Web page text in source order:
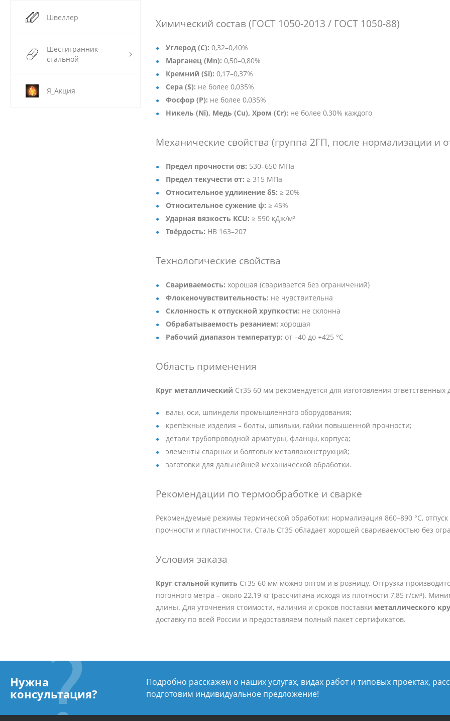
Швеллер
Шестигранник
стальной
Я_Акция
Химический состав (ГОСТ 1050-2013 / ГОСТ 1050-88)
Углерод (C): 0,32–0,40%
Марганец (Mn): 0,50–0,80%
Кремний (Si): 0,17–0,37%
Сера (S): не более 0,035%
Фосфор (P): не более 0,035%
Никель (Ni), Медь (Cu), Хром (Cr): не более 0,30% каждого
Механические свойства (группа 2ГП, после нормализации и
Предел прочности σв: 530–650 МПа
Предел текучести σт: ≥ 315 МПа
Относительное удлинение δ5: ≥ 20%
Относительное сужение ψ: ≥ 45%
Ударная вязкость KCU: ≥ 590 кДж/м²
Твёрдость: HB 163–207
Технологические свойства
Свариваемость: хорошая (сваривается без ограничений)
Флокеночувствительность: не чувствительна
Склонность к отпускной хрупкости: не склонна
Обрабатываемость резанием: хорошая
Рабочий диапазон температур: от –40 до +425 °C
Область применения
Круг металлический Ст35 60 мм рекомендуется для изготовления ответственных
валы, оси, шпиндели промышленного оборудования;
крепёжные изделия – болты, шпильки, гайки повышенной прочности;
детали трубопроводной арматуры, фланцы, корпуса;
элементы сварных и болтовых металлоконструкций;
заготовки для дальнейшей механической обработки.
Рекомендации по термообработке и сварке
Рекомендуемые режимы термической обработки: нормализация 860–890 °C,
прочности и пластичности. Сталь Ст35 обладает хорошей свариваемостью без
Условия заказа
Круг стальной купить Ст35 60 мм можно оптом и в розницу. Отгрузка
погонного метра – около 22,19 кг (рассчитана исходя из плотности 7,85 г/см³).
длины. Для уточнения стоимости, наличия и сроков поставки металлического
доставку по всей России и предоставляем полный пакет сертификатов.
Нужна
консультация?
Подробно расскажем о наших услугах, видах работ и типовых проектах,
подготовим индивидуальное предложение!